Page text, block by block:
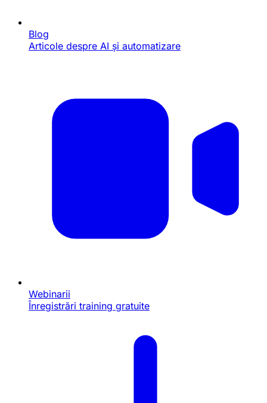
Blog
Articole despre AI și automatizare
Webinarii
Înregistrări training gratuite